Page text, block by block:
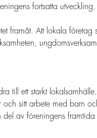
fortsatta utveckling.
framåt. Att lokala företag
till ett starkt
sitt arbete med barn
av föreningens